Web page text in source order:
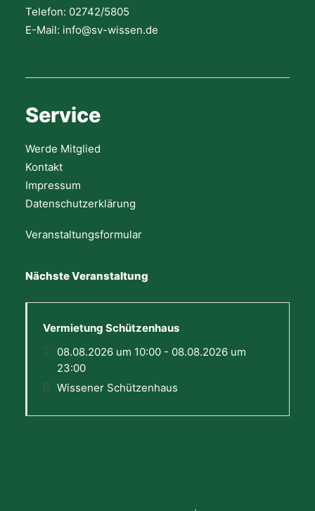
Telefon: 02742/5805
E-Mail: info@sv-wissen.de
Service
Werde Mitglied
Kontakt
Impressum
Datenschutzerklärung
Veranstaltungsformular
Nächste Veranstaltung
Vermietung Schützenhaus
08.08.2026 um 10:00 - 08.08.2026 um
23:00
Wissener Schützenhaus